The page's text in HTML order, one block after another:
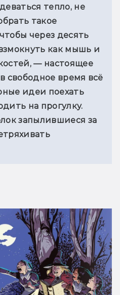
тепло, не
такое
через десять
как мышь и
— настоящее
свободное время всё
идеи поехать
на прогулку.
запылившиеся за